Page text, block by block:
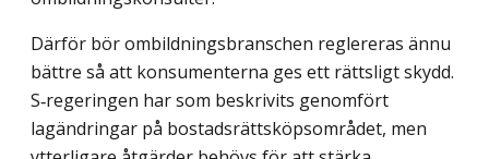
Därför bör ombildningsbranschen reglereras ännu
bättre så att konsumenterna ges ett rättsligt skydd.
S‑regeringen har som beskrivits genomfört
lagändringar på bostadsrätts­köpsområdet, men